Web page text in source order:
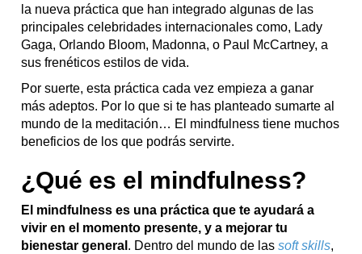
la nueva práctica que han integrado algunas de las
principales celebridades internacionales como, Lady
Gaga, Orlando Bloom, Madonna, o Paul McCartney, a
sus frenéticos estilos de vida.
Por suerte, esta práctica cada vez empieza a ganar
más adeptos. Por lo que si te has planteado sumarte al
mundo de la meditación… El mindfulness tiene muchos
beneficios de los que podrás servirte.
¿Qué es el mindfulness?
El mindfulness es una práctica que te ayudará a
vivir en el momento presente, y a mejorar tu
bienestar general . Dentro del mundo de lassoft skills,